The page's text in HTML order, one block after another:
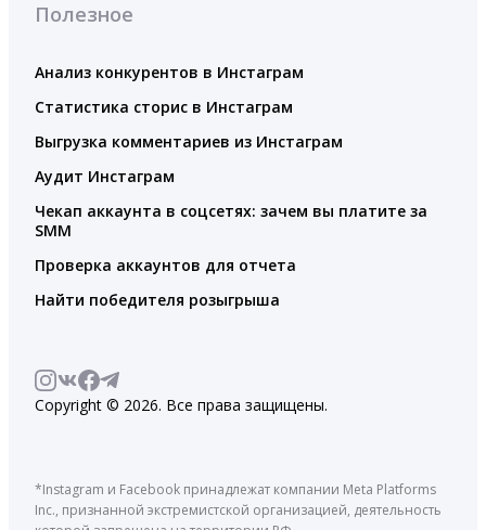
Полезное
Анализ конкурентов в Инстаграм
Статистика сторис в Инстаграм
Выгрузка комментариев из Инстаграм
Аудит Инстаграм
Чекап аккаунта в соцсетях: зачем вы платите за
SMM
Проверка аккаунтов для отчета
Найти победителя розыгрыша
Copyright © 2026. Все права защищены.
*Instagram и Facebook принадлежат компании Meta Platforms
Inc., признанной экстремистской организацией, деятельность